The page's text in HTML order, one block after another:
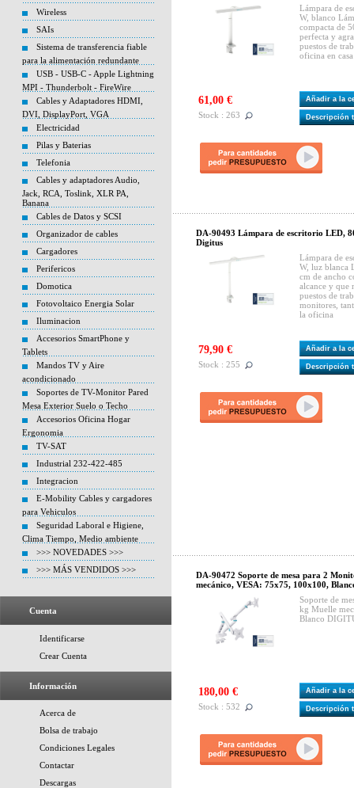
Wireless
SAIs
Sistema de transferencia fiable
para la alimentación redundante
USB - USB-C - Apple Lightning
MPI - Thunderbolt - FireWire
Cables y Adaptadores HDMI,
DVI, DisplayPort, VGA
Electricidad
Pilas y Baterias
Telefonia
Cables y adaptadores Audio,
Jack, RCA, Toslink, XLR PA,
Banana
Cables de Datos y SCSI
Organizador de cables
Cargadores
Perifericos
Domotica
Fotovoltaico Energia Solar
Iluminacion
Accesorios SmartPhone y
Tablets
Mandos TV y Aire
acondicionado
Soportes de TV-Monitor Pared
Mesa Exterior Suelo o Techo
Accesorios Oficina Hogar
Ergonomia
TV-SAT
Industrial 232-422-485
Integracion
E-Mobility Cables y cargadores
para Vehiculos
Seguridad Laboral e Higiene,
Clima Tiempo, Medio ambiente
>>> NOVEDADES >>>
>>> MÁS VENDIDOS >>>
Cuenta
Identificarse
Crear Cuenta
Información
Acerca de
Bolsa de trabajo
Condiciones Legales
Contactar
Descargas
Lámpara de
W, blanco
compacta de
perfecta y
puestos de
oficina en
61,00 €
Stock : 263
Añadir a la
Descripción
DA-90493 Lámpara de escritorio LED,
Digitus
Lámpara de
W, luz blanca
cm de ancho
alcance y que
puestos de
monitores,
la oficina
79,90 €
Stock : 255
Añadir a la
Descripción
DA-90472 Soporte de mesa para 2
mecánico, VESA: 75x75, 100x100,
Soporte de
kg Muelle
Blanco
180,00 €
Stock : 532
Añadir a la
Descripción